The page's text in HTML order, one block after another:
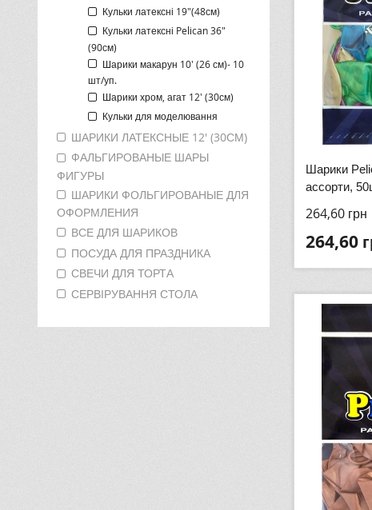
Кульки латексні 19"(48см)
Кульки латексні Pelican 36"
(90см)
Шарики макарун 10' (26 см)- 10
шт/уп.
Шарики хром, агат 12' (30см)
Кульки для моделювання
ШАРИКИ ЛАТЕКСНЫЕ 12' (30СМ)
ФАЛЬГИРОВАНЫЕ ШАРЫ
ФИГУРЫ
ШАРИКИ ФОЛЬГИРОВАНЫЕ ДЛЯ
ОФОРМЛЕНИЯ
ВСЕ ДЛЯ ШАРИКОВ
ПОСУДА ДЛЯ ПРАЗДНИКА
СВЕЧИ ДЛЯ ТОРТА
СЕРВІРУВАННЯ СТОЛА
Шарики
ассорти,
264,60 грн
264,60